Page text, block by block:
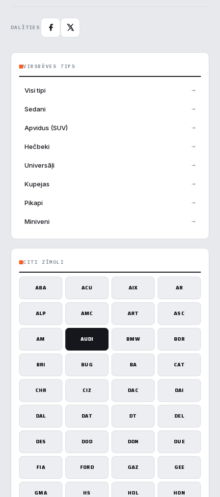
DALĪTIES
VIRSBŪVES TIPS
Visi tipi →
Sedani →
Apvidus (SUV) →
Hečbeki →
Universāļi →
Kupejas →
Pikapi →
Miniveni →
CITI ZĪMOLI
ABA ACU AIX AR
ALP AMC ART ASC
AM AUDI BMW BOR
BRI BUG BA CAT
CHR CIZ DAC DAI
DAL DAT DT DEL
DES DOD DON DUE
FIA FORD GAZ GEE
GMA HS HOL HON